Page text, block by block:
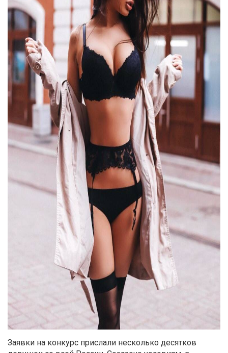
Заявки на конкурс прислали несколько десятков